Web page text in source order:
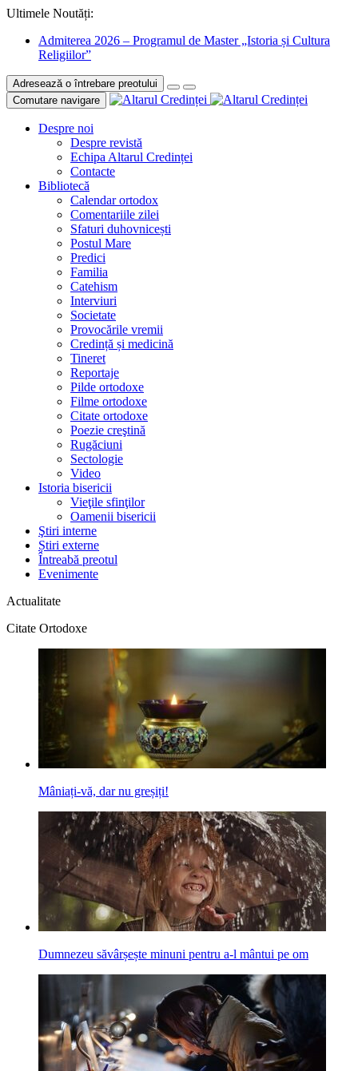
Ultimele Noutăți:
Admiterea 2026 – Programul de Master „Istoria și Cultura
Religiilor”
Adresează o întrebare preotului
Comutare navigare
Despre noi
Despre revistă
Echipa Altarul Credinței
Contacte
Bibliotecă
Calendar ortodox
Comentariile zilei
Sfaturi duhovnicești
Postul Mare
Predici
Familia
Catehism
Interviuri
Societate
Provocările vremii
Credință și medicină
Tineret
Reportaje
Pilde ortodoxe
Filme ortodoxe
Citate ortodoxe
Poezie creştină
Rugăciuni
Sectologie
Video
Istoria bisericii
Vieţile sfinţilor
Oamenii bisericii
Ştiri interne
Știri externe
Întreabă preotul
Evenimente
Actualitate
Citate Ortodoxe
Mâniați-vă, dar nu greșiți!
Dumnezeu săvârșește minuni pentru a-l mântui pe om